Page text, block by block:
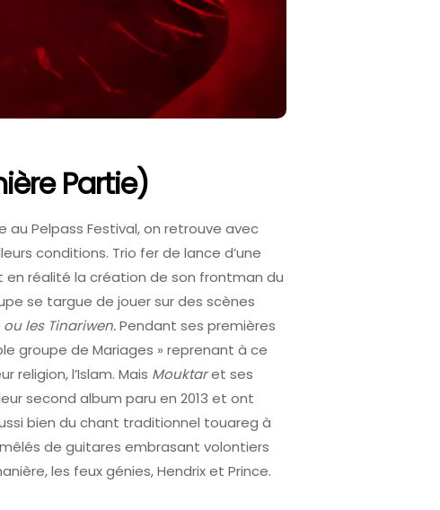
Partie)
au Pelpass Festival, on retrouve avec
conditions. Trio fer de lance d’une
en réalité la création de son frontman du
se targue de jouer sur des scènes
les Tinariwen.Pendant ses premières
groupe de Mariages » reprenant à ce
religion, l’Islam. Mais Mouktaret ses
second album paru en 2013 et ont
bien du chant traditionnel touareg à
de guitares embrasant volontiers
les feux génies, Hendrix et Prince.